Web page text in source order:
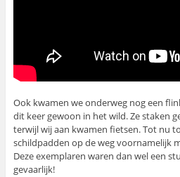
Ook kwamen we onderweg nog een
dit keer gewoon in het wild. Ze staken
terwijl wij aan kwamen fietsen. Tot nu
schildpadden op de weg voornamelijk
Deze exemplaren waren dan wel een
gevaarlijk!